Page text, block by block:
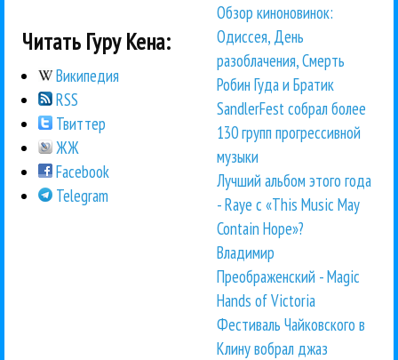
Читать Гуру Кена:
Википедия
RSS
Твиттер
ЖЖ
Facebook
Telegram
Обзор киноновинок:
Одиссея, День
разоблачения, Смерть
Робин Гуда и Братик
SandlerFest собрал более
130 групп прогрессивной
музыки
Лучший альбом этого года
- Raye с «This Music May
Contain Hope»?
Владимир
Преображенский - Magic
Hands of Victoria
Фестиваль Чайковского в
Клину вобрал джаз